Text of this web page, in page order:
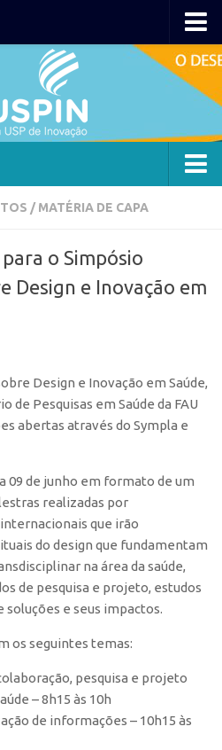
/ MATÉRIA DE CAPA
o Simpósio
Design e Inovação em
Design e Inovação em Saúde,
de Pesquisas em Saúde da FAU
abertas através do Sympla e
09 de junho em formato de um
realizadas por
que irão
do design que fundamentam
na área da saúde,
de pesquisa e projeto, estudos
e seus impactos.
os seguintes temas:
pesquisa e projeto
– 8h15 às 10h
de informações – 10h15 às